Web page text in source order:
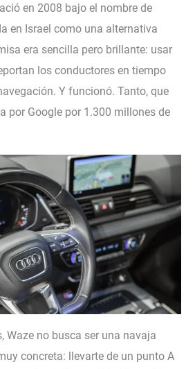
en 2008 bajo el nombre de
en Israel como una alternativa
era sencilla pero brillante: usar
los conductores en tiempo
Y funcionó. Tanto, que
por Google por 1.300 millones de
Waze no busca ser una navaja
concreta: llevarte de un punto A